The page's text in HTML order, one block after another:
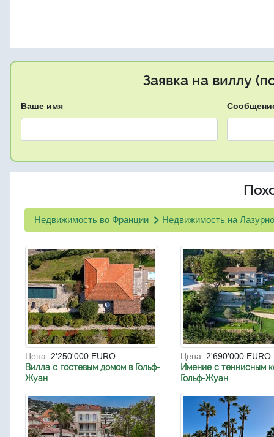
Заявка на виллу
Ваше имя
Недвижимость во Франции Недвижимость на
Цена: 2'250'000 EURO
Вилла с гостевым домом в Гольф-
Жуан
Цена: 2'690'000 EURO
Имение с теннисным
Гольф-Жуан